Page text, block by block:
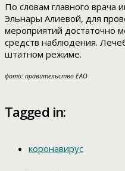
По словам главного
Эльнары Алиевой, для
мероприятий достаточно
средств наблюдения.
штатном режиме.
фото: правительство ЕАО
Tagged in:
коронавирус